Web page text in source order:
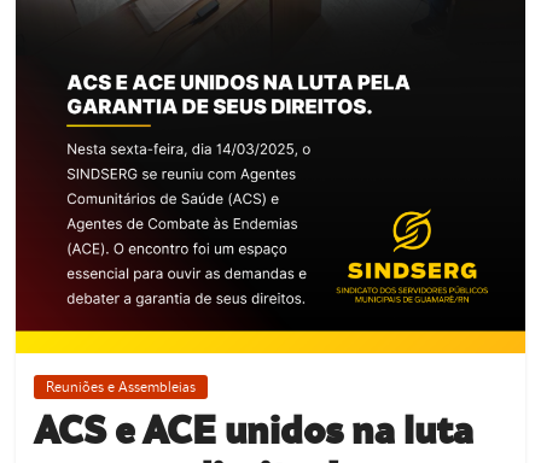
Reuniões e Assembleias
ACS e ACE unidos na luta